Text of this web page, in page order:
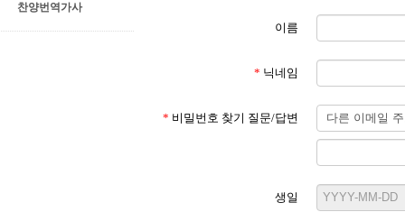
찬양번역가사
이름
* 닉네임
* 비밀번호 찾기 질문/답변
생일